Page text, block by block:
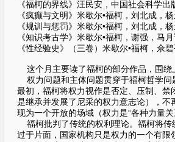
《福柯的界线》汪民安，中国社会科学出
《疯癫与文明》米歇尔•福柯，刘北成，
《规训与惩罚》米歇尔•福柯，刘北成，
《知识考古学》米歇尔•福柯，谢强，马
《性经验史》（三卷）米歇尔•福柯，佘
这个月主要读了福柯的部分作品，围绕
权力问题和主体问题贯穿于福柯哲学问
最初，福柯将权力视作是否定、压制、
是继承并发展了尼采的权力意志论），
现为一个开放的场域（权力是“各种力量
福柯批判了传统的权利理论。福柯将传
过于片面，国家机构只是权力的一个有